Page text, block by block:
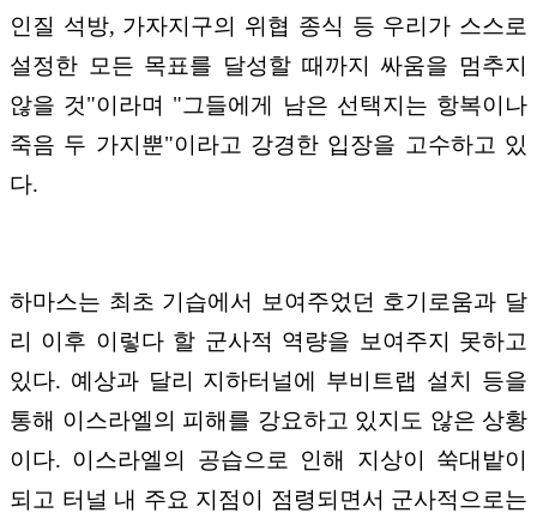
인질 석방, 가자지구의 위협 종식 등 우리가 스스로
설정한 모든 목표를 달성할 때까지 싸움을 멈추지
않을 것"이라며 "그들에게 남은 선택지는 항복이나
죽음 두 가지뿐"이라고 강경한 입장을 고수하고 있
다.
하마스는 최초 기습에서 보여주었던 호기로움과 달
리 이후 이렇다 할 군사적 역량을 보여주지 못하고
있다. 예상과 달리 지하터널에 부비트랩 설치 등을
통해 이스라엘의 피해를 강요하고 있지도 않은 상황
이다. 이스라엘의 공습으로 인해 지상이 쑥대밭이
되고 터널 내 주요 지점이 점령되면서 군사적으로는